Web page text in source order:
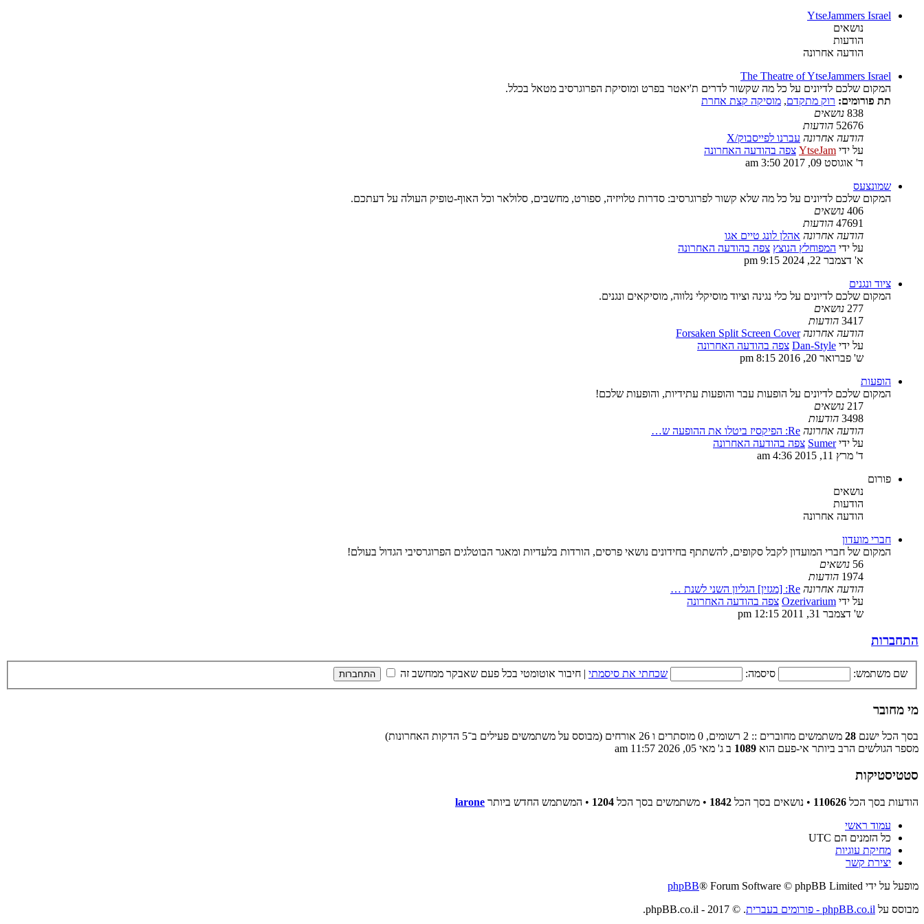
YtseJammers Israel
נושאים
הודעות
הודעה אחרונה
The Theatre of YtseJammers Israel
המקום שלכם לדיונים על כל מה שקשור לדרים ת'יאטר בפרט ומוסיקת הפרוגרסיב מטאל בכלל.
תת פורומים: רוק מתקדם, מוסיקה קצת אחרת
838 נושאים
52676 הודעות
הודעה אחרונה עברנו לפייסבוק/X
על ידי YtseJam צפה בהודעה האחרונה
ד' אוגוסט 09, 2017 3:50 am
שמונצעס
המקום שלכם לדיונים על כל מה שלא קשור לפרוגרסיב: סדרות טלויזיה, ספורט, מחשבים, סלולאר וכל האוף-טופיק העולה על דעתכם.
406 נושאים
47691 הודעות
הודעה אחרונה אהלן לונג טיים אגו
על ידי המפוחלץ הנוצץ צפה בהודעה האחרונה
א' דצמבר 22, 2024 9:15 pm
ציוד ונגנים
המקום שלכם לדיונים על כלי נגינה וציוד מוסיקלי נלווה, מוסיקאים ונגנים.
277 נושאים
3417 הודעות
הודעה אחרונה Forsaken Split Screen Cover
על ידי Dan-Style צפה בהודעה האחרונה
ש' פברואר 20, 2016 8:15 pm
הופעות
המקום שלכם לדיונים על הופעות עבר והופעות עתידיות, והופעות שלכם!
217 נושאים
3498 הודעות
הודעה אחרונה Re: הפיקסיז ביטלו את ההופעה ש…
על ידיSumer צפה בהודעה האחרונה
ד' מרץ 11, 2015 4:36 am
פורום
נושאים
הודעות
הודעה אחרונה
חברי מועדון
המקום של חברי המועדון לקבל סקופים, להשתתף בחידונים נושאי פרסים, הורדות בלעדיות ומאגר הבוטלגים הפרוגרסיבי הגדול בעולם!
56 נושאים
1974 הודעות
הודעה אחרונה Re: [מגזין] הגליון השני לשנת …
על ידי Ozerivarium צפה בהודעה האחרונה
ש' דצמבר 31, 2011 12:15 pm
התחברות
שם משתמש: סיסמה: שכחתי את סיסמתי | חיבור אוטומטי בכל פעם שאבקר ממחשב זה
מי מחובר
בסך הכל ישנם 28 משתמשים מחוברים :: 2 רשומים, 0 מוסתרים ו 26 אורחים (מבוסס על משתמשים פעילים ב־5 הדקות האחרונות)
מספר הגולשים הרב ביותר אי-פעם הוא 1089 ב ג' מאי 05, 2026 11:57 am
סטטיסטיקות
הודעות בסך הכל 110626 • נושאים בסך הכל 1842 • משתמשים בסך הכל 1204 • המשתמש החדש ביותר larone
עמוד ראשי
כל הזמנים הם UTC
מחיקת עוגיות
יצירת קשר
מופעל על ידי
phpBB® Forum Software © phpBB Limited
מבוסס על phpBB.co.il - פורומים בעברית . © 2017 - phpBB.co.il.